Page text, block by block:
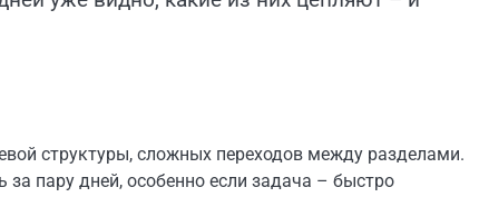
структуры, сложных переходов между разделами.
за пару дней, особенно если задача – быстро